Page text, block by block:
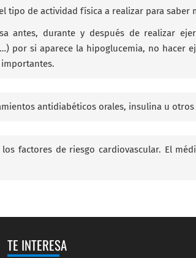
tipo de actividad física a realizar para saber
antes, durante y después de realizar
por si aparece la hipoglucemia, no hacer
antidiabéticos orales, insulina u
factores de riesgo cardiovascular. El
TE INTERESA